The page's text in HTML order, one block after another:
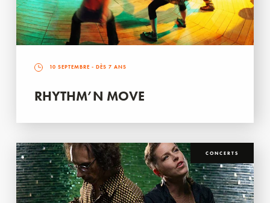
10 SEPTEMBRE - DÈS 7 ANS
RHYTHM’N MOVE
CONCERTS